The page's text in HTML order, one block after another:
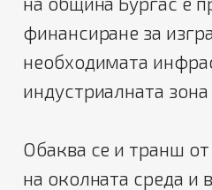
финансиране за
необходимата
индустриалната
Обаква се и транш
на околната среда и